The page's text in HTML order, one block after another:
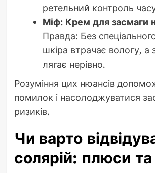
ретельний контроль
Міф: Крем для засмаги
Правда: Без
шкіра втрачає вологу, а
лягає нерівно.
Розуміння цих нюансів
помилок і насолоджуватися
ризиків.
Чи варто
солярій: плюси